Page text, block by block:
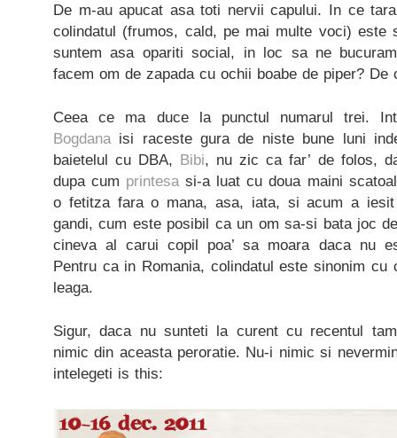
De m-au apucat asa toti nervii capului. In ce
colindatul (frumos, cald, pe mai multe voci) este
suntem asa opariti social, in loc sa ne
facem om de zapada cu ochii boabe de piper? De
Ceea ce ma duce la punctul numarul trei.
Bogdanaisi raceste gura de niste bune luni
baietelul cu DBA, Bibi, nu zic ca far’ de folos,
dupa cum printesasi-a luat cu doua maini
o fetitza fara o mana, asa, iata, si acum a
gandi, cum este posibil ca un om sa-si bata joc
cineva al carui copil poa’ sa moara daca nu
Pentru ca in Romania, colindatul este sinonim
leaga.
Sigur, daca nu sunteti la curent cu recentul
nimic din aceasta peroratie. Nu-i nimic si
intelegeti is this: